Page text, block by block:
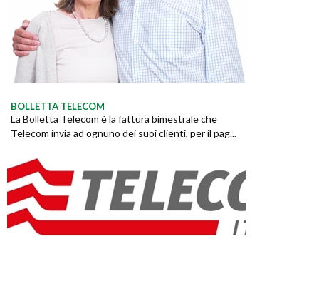
BOLLETTA TELECOM
La Bolletta Telecom è la fattura bimestrale che
Telecom invia ad ognuno dei suoi clienti, per il pag...